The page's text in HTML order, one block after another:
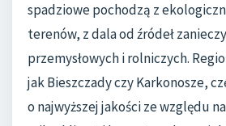
spadziowe pochodzą z
terenów, z dala od źródeł
przemysłowych i rolniczych.
jak Bieszczady czy Karkonosze,
o najwyższej jakości ze względu